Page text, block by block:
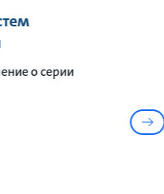
о серии